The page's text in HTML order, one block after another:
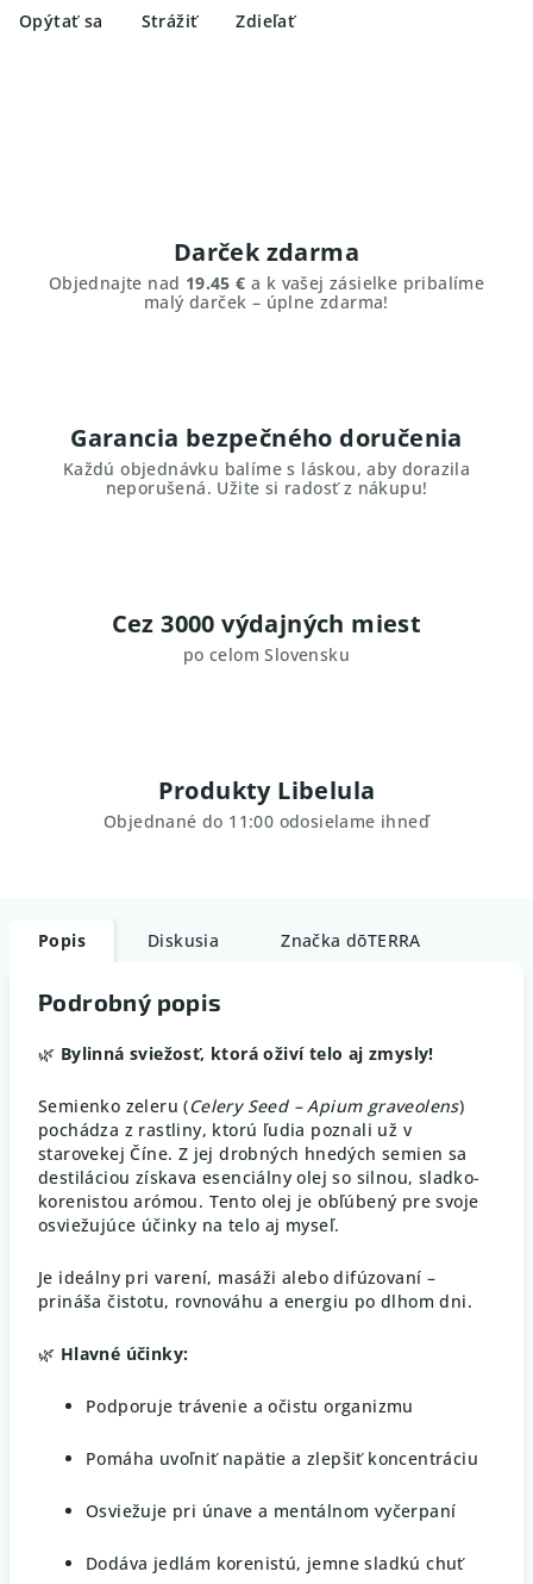
Opýtať sa Strážiť Zdieľať
Darček zdarma
Objednajte nad 19.45 € a k vašej zásielke pribalíme
malý darček – úplne zdarma!
Garancia bezpečného doručenia
Každú objednávku balíme s láskou, aby dorazila
neporušená. Užite si radosť z nákupu!
Cez 3000 výdajných miest
po celom Slovensku
Produkty Libelula
Objednané do 11:00 odosielame ihneď
Popis Diskusia Značka dōTERRA
Podrobný popis
🌿 Bylinná sviežosť, ktorá oživí telo aj zmysly!
Semienko zeleru (Celery Seed – Apium graveolens)
pochádza z rastliny, ktorú ľudia poznali už v
starovekej Číne. Z jej drobných hnedých semien sa
destiláciou získava esenciálny olej so silnou, sladko-
korenistou arómou. Tento olej je obľúbený pre svoje
osviežujúce účinky na telo aj myseľ.
Je ideálny pri varení, masáži alebo difúzovaní –
prináša čistotu, rovnováhu a energiu po dlhom dni.
🌿 Hlavné účinky:
Podporuje trávenie a očistu organizmu
Pomáha uvoľniť napätie a zlepšiť koncentráciu
Osviežuje pri únave a mentálnom vyčerpaní
Dodáva jedlám korenistú, jemne sladkú chuť